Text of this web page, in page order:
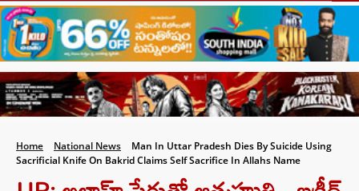
Home National News
Man In Uttar Pradesh Dies By Suicide Using
Sacrificial Knife On Bakrid Claims Self Sacrifice In Allahs Name